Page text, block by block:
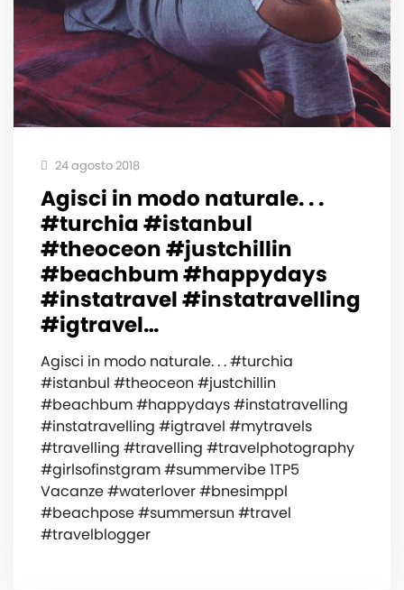
24 agosto 2018
Agisci in modo naturale. . .
#turchia #istanbul
#theoceon #justchillin
#beachbum #happydays
#instatravel #instatravelling
#igtravel…
Agisci in modo naturale. . . #turchia
#istanbul #theoceon #justchillin
#beachbum #happydays #instatravelling
#instatravelling #igtravel #mytravels
#travelling #travelling #travelphotography
#girlsofinstgram #summervibe 1TP5
Vacanze #waterlover #bnesimppl
#beachpose #summersun #travel
#travelblogger